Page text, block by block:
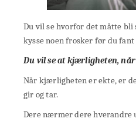
Du vil se hvorfor det måtte bli
kysse noen frosker før du
Du vil se at kjærligheten,
Når kjærligheten er ekte, er
gir og tar.
Dere nærmer dere hverandre